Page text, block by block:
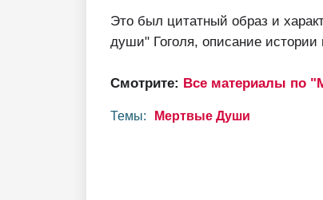
Это был цитатный образ и
души" Гоголя, описание истории
Смотрите: Все материалы по
Темы: Мертвые Души